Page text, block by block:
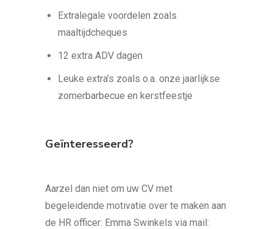
Extralegale voordelen zoals
maaltijdcheques
12 extra ADV dagen
Leuke extra’s zoals o.a. onze jaarlijkse
zomerbarbecue en kerstfeestje
Geïnteresseerd?
Aarzel dan niet om uw CV met
begeleidende motivatie over te maken aan
de HR officer: Emma Swinkels via mail: